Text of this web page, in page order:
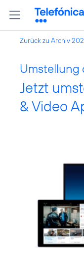
Zurück zu Archiv
Umstellung
Jetzt
& Video